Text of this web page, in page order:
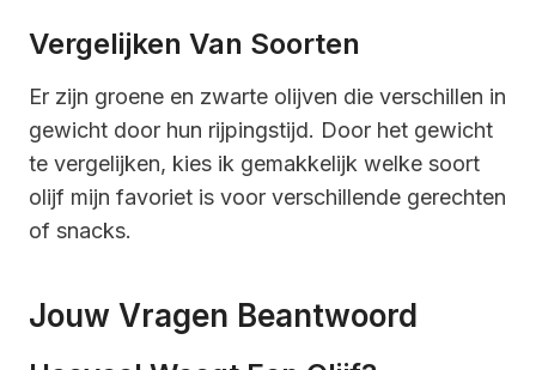
Vergelijken Van Soorten
Er zijn groene en zwarte olijven die verschillen in
gewicht door hun rijpingstijd. Door het gewicht
te vergelijken, kies ik gemakkelijk welke soort
olijf mijn favoriet is voor verschillende gerechten
of snacks.
Jouw Vragen Beantwoord